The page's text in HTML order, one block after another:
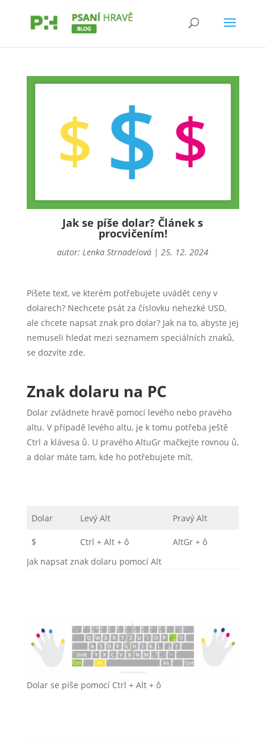
Jak se píše dolar? Článek s
procvičením!
autor:Lenka Strnadelová |25. 12. 2024
Píšete text, ve kterém potřebujete uvádět ceny v
dolarech? Nechcete psát za číslovku nehezké USD,
ale chcete napsat znak pro dolar? Jak na to, abyste jej
nemuseli hledat mezi seznamem speciálních znaků,
se dozvíte zde.
Znak dolaru na PC
Dolar zvládnete hravě pomocí levého nebo pravého
altu. V případě levého altu, je k tomu potřeba ještě
Ctrl a klávesa ů. U pravého AltuGr mačkejte rovnou ů,
a dolar máte tam, kde ho potřebujete mít.
Dolar Levý Alt Pravý Alt
$ Ctrl + Alt + ô
AltGr + ô
Jak napsat znak dolaru pomocí Alt
Dolar se píše pomocí Ctrl + Alt + ô